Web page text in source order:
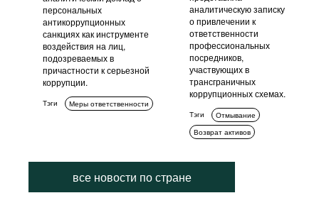
персональных
антикоррупционных
санкциях как инструменте
воздействия на лиц,
подозреваемых в
причастности к серьезной
коррупции.
Тэги Меры ответственности
аналитическую записку
о привлечении к
ответственности
профессиональных
посредников,
участвующих в
трансграничных
коррупционных схемах.
Тэги
Отмывание
Возврат активов
все новости по стране